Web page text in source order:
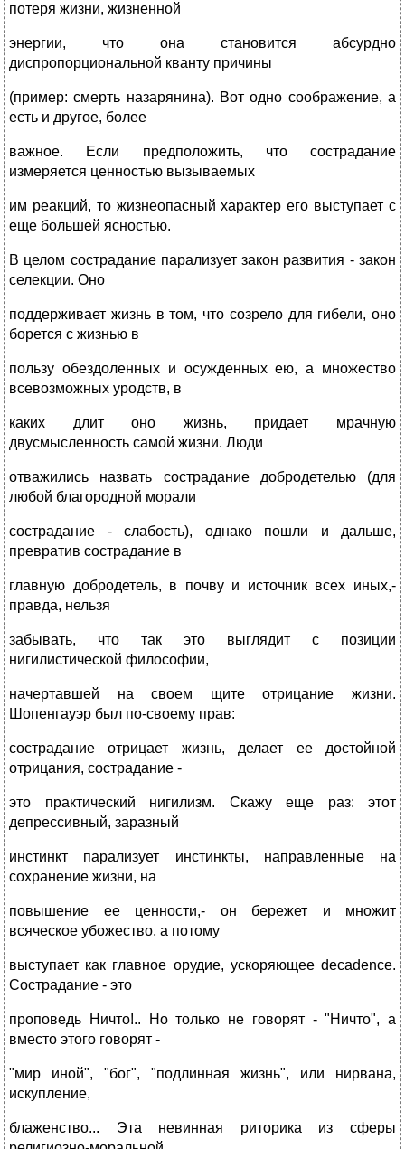
потеря жизни, жизненной
энергии, что она становится абсурдно
диспропорциональной кванту причины
(пример: смерть назарянина). Вот одно соображение, а
есть и другое, более
важное. Если предположить, что сострадание
измеряется ценностью вызываемых
им реакций, то жизнеопасный характер его выступает с
еще большей ясностью.
В целом сострадание парализует закон развития - закон
селекции. Оно
поддерживает жизнь в том, что созрело для гибели, оно
борется с жизнью в
пользу обездоленных и осужденных ею, а множество
всевозможных уродств, в
каких длит оно жизнь, придает мрачную
двусмысленность самой жизни. Люди
отважились назвать сострадание добродетелью (для
любой благородной морали
сострадание - слабость), однако пошли и дальше,
превратив сострадание в
главную добродетель, в почву и источник всех иных,-
правда, нельзя
забывать, что так это выглядит с позиции
нигилистической философии,
начертавшей на своем щите отрицание жизни.
Шопенгауэр был по-своему прав:
сострадание отрицает жизнь, делает ее достойной
отрицания, сострадание -
это практический нигилизм. Скажу еще раз: этот
депрессивный, заразный
инстинкт парализует инстинкты, направленные на
сохранение жизни, на
повышение ее ценности,- он бережет и множит
всяческое убожество, а потому
выступает как главное орудие, ускоряющее decadence.
Сострадание - это
проповедь Ничто!.. Но только не говорят - "Ничто", а
вместо этого говорят -
"мир иной", "бог", "подлинная жизнь", или нирвана,
искупление,
блаженство... Эта невинная риторика из сферы